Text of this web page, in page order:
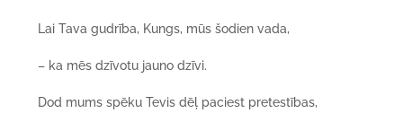
Lai Tava gudrība, Kungs, mūs šodien vada,
– ka mēs dzīvotu jauno dzīvi.
Dod mums spēku Tevis dēļ paciest pretestības,